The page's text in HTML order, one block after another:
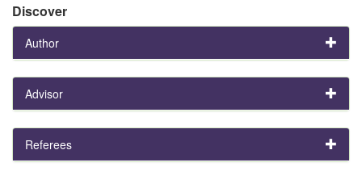
Discover
Author
Advisor
Referees